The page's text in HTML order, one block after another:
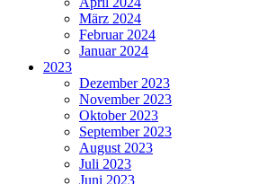
März 2024
Februar 2024
Januar 2024
2023
Dezember 2023
November 2023
Oktober 2023
September 2023
August 2023
Juli 2023
Juni 2023